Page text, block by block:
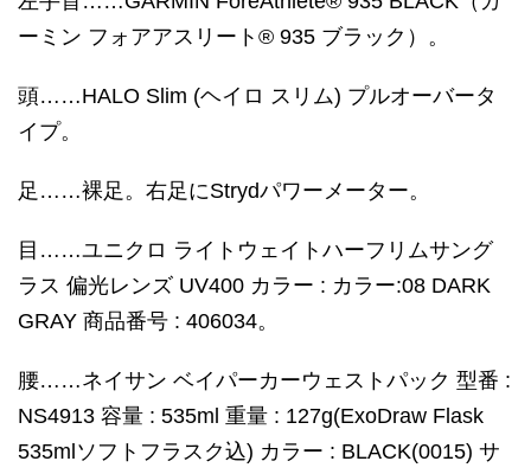
ーミン フォアアスリート® 935 ブラック）。
頭……HALO Slim (ヘイロ スリム) プルオーバータ
イプ。
足……裸足。右足にStrydパワーメーター。
目……ユニクロ ライトウェイトハーフリムサング
ラス 偏光レンズ UV400 カラー : カラー:08 DARK
GRAY 商品番号 : 406034。
腰……ネイサン ベイパーカーウェストパック 型番 :
NS4913 容量 : 535ml 重量 : 127g(ExoDraw Flask
535mlソフトフラスク込) カラー : BLACK(0015) サ